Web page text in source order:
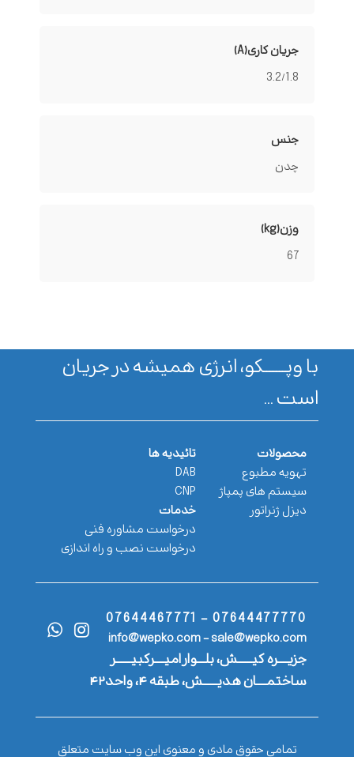
جریان کاری(A)
3.2/1.8
جنس
چدن
وزن(kg)
67
با وپـــــــکو، انرژی همیشه در جریان
است ...
محصولات
تهویه مطبوع
سیستم های پمپاژ
دیزل ژنراتور
تائیدیه ها
DAB
CNP
خدمات
درخواست مشاوره فنی
درخواست نصب و راه اندازی
07644477770 - 07644467771
info@wepko.com - sale@wepko.com
جزیــــره کیــــــش، بلـــوار امیــــرکبیــــــر
ساختمــــان هدیــــــش، طبقه ۴، واحد۴۲
تمامی حقوق مادی و معنوی این وب سایت متعلق